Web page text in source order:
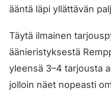
ääntä läpi yllättävän
Täytä ilmainen
äänieristyksestä
yleensä 3–4 tarjousta
jolloin näet nopeasti